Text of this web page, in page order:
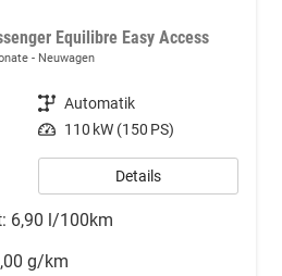
Equilibre Easy Access
Neuwagen
Getriebe Automatik
Leistung 110 kW (150 PS)
Details
6,90 l/100km
g/km